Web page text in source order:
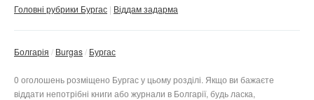
Б/в
Головні рубрики Бургас Віддам задарма
Болгарія Burgas Бургас
0 оголошень розміщено Бургас у цьому розділі. Якщо ви бажаєте
віддати непотрібні книги або журнали в Болгарії, будь ласка,